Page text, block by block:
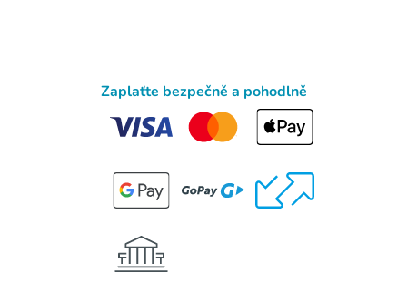
Zaplaťte bezpečně a pohodlně